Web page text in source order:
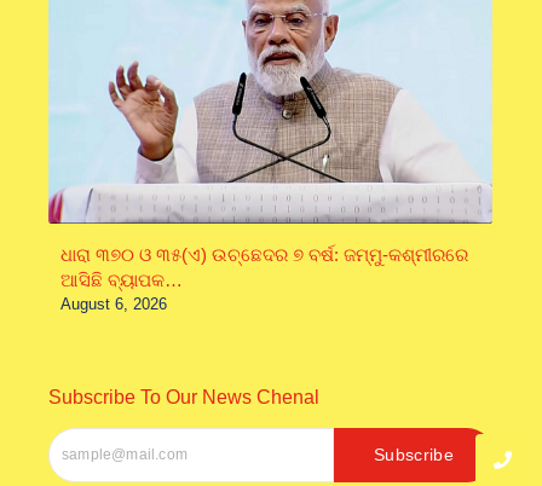
ଧାରା ୩୭୦ ଓ ୩୫(ଏ) ଉଚ୍ଛେଦର ୭ ବର୍ଷ: ଜମ୍ମୁ-କଶ୍ମୀରରେ
ଆସିଛି ବ୍ୟାପକ…
August 6, 2026
Subscribe To Our News Chenal
Subscribe